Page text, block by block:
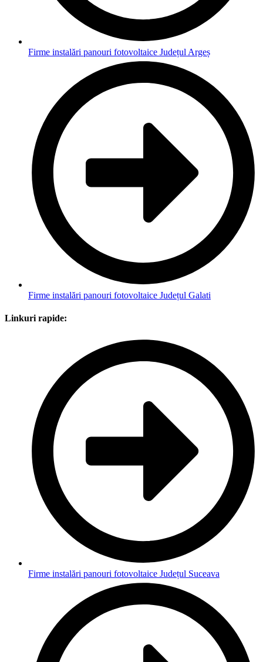
Firme instalări panouri fotovoltaice Județul Argeș
Firme instalări panouri fotovoltaice Județul Galati
Linkuri rapide:
Firme instalări panouri fotovoltaice Județul Suceava